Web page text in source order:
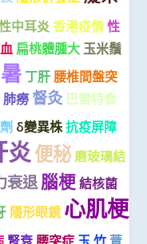
中耳炎 香港疫情 性
扁桃體腫大 玉米鬚
丁肝 腰椎間盤突
肺癆 督灸 巴雷特食
δ變異株抗疫屏障
炎便秘磨玻璃結
衰退腦梗 結核菌
隱形眼鏡 心肌梗